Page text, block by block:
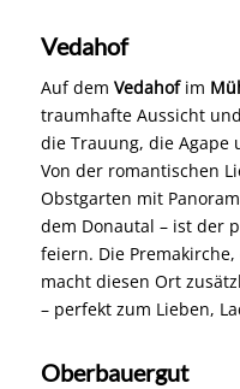
Vedahof
Auf demVedahof im
traumhafte Aussicht
die Trauung, die Agape
Von der romantischen
Obstgarten mit
dem Donautal – ist der
macht diesen Ort